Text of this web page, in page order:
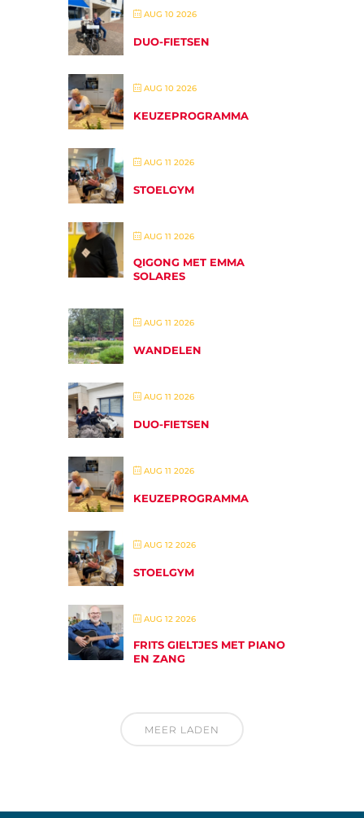
AUG 10 2026
DUO-FIETSEN
AUG 10 2026
KEUZEPROGRAMMA
AUG 11 2026
STOELGYM
AUG 11 2026
QIGONG MET EMMA
SOLARES
AUG 11 2026
WANDELEN
AUG 11 2026
DUO-FIETSEN
AUG 11 2026
KEUZEPROGRAMMA
AUG 12 2026
STOELGYM
AUG 12 2026
FRITS GIELTJES MET PIANO
EN ZANG
MEER LADEN